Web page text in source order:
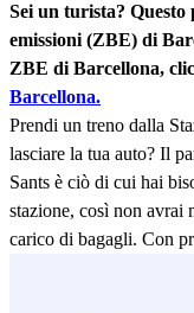
Sei un turista? Questo
emissioni (ZBE) di
ZBE di Barcellona,
Barcellona.
Prendi un treno dalla
lasciare la tua auto? Il
Sants è ciò di cui hai
stazione, così non avrai
carico di bagagli. Con